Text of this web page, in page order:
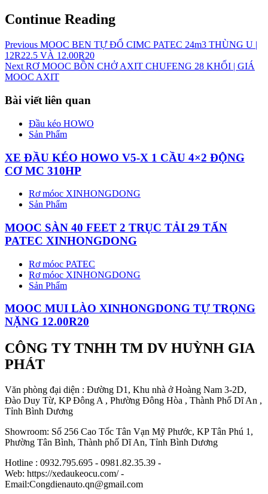
Continue Reading
Previous MOOC BEN TỰ ĐỔ CIMC PATEC 24m3 THÙNG U |
12R22.5 VÀ 12.00R20
Next RƠ MOOC BỒN CHỞ AXIT CHUFENG 28 KHỐI | GIÁ
MOOC AXIT
Bài viết liên quan
Đầu kéo HOWO
Sản Phẩm
XE ĐẦU KÉO HOWO V5-X 1 CẦU 4×2 ĐỘNG
CƠ MC 310HP
Rơ móoc XINHONGDONG
Sản Phẩm
MOOC SÀN 40 FEET 2 TRỤC TẢI 29 TẤN
PATEC XINHONGDONG
Rơ móoc PATEC
Rơ móoc XINHONGDONG
Sản Phẩm
MOOC MUI LÀO XINHONGDONG TỰ TRỌNG
NẶNG 12.00R20
CÔNG TY TNHH TM DV HUỲNH GIA
PHÁT
Văn phòng đại diện : Đường D1, Khu nhà ở Hoàng Nam 3-2D,
Đào Duy Từ, KP Đông A , Phường Đông Hòa , Thành Phố Dĩ An ,
Tỉnh Bình Dương
Showroom: Số 256 Cao Tốc Tân Vạn Mỹ Phước, KP Tân Phú 1,
Phường Tân Bình, Thành phố Dĩ An, Tỉnh Bình Dương
Hotline : 0932.795.695 - 0981.82.35.39 -
Web: https://xedaukeocu.com/ -
Email:Congdienauto.qn@gmail.com